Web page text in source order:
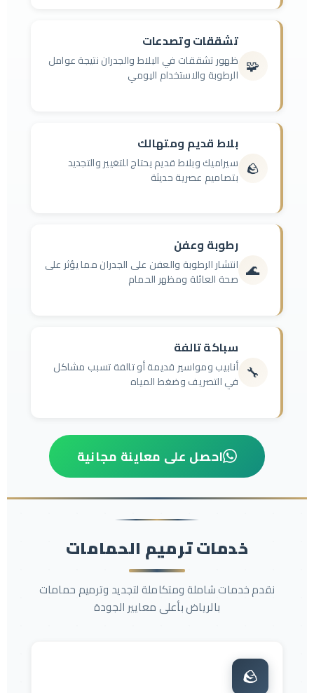
🧩
تشققات وتصدعات
ظهور تشققات في البلاط والجدران نتيجة عوامل
الرطوبة والاستخدام اليومي
🪨
بلاط قديم ومتهالك
سيراميك وبلاط قديم يحتاج للتغيير والتجديد
بتصاميم عصرية حديثة
🌊
رطوبة وعفن
انتشار الرطوبة والعفن على الجدران مما يؤثر على
صحة العائلة ومظهر الحمام
🔧
سباكة تالفة
أنابيب ومواسير قديمة أو تالفة تسبب مشاكل
في التصريف وضغط المياه
احصل على معاينة مجانية
خدمات ترميم الحمامات
نقدم خدمات شاملة ومتكاملة لتجديد وترميم حمامات
بالرياض بأعلى معايير الجودة
🪨